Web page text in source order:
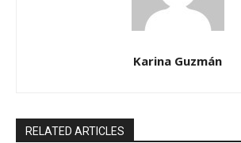
Karina Guzmán
RELATED ARTICLES